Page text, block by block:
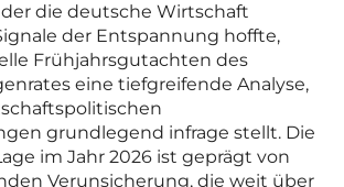
die deutsche Wirtschaft
der Entspannung hoffte,
Frühjahrsgutachten des
eine tiefgreifende Analyse,
grundlegend infrage stellt. Die
im Jahr 2026 ist geprägt von
Verunsicherung, die weit über